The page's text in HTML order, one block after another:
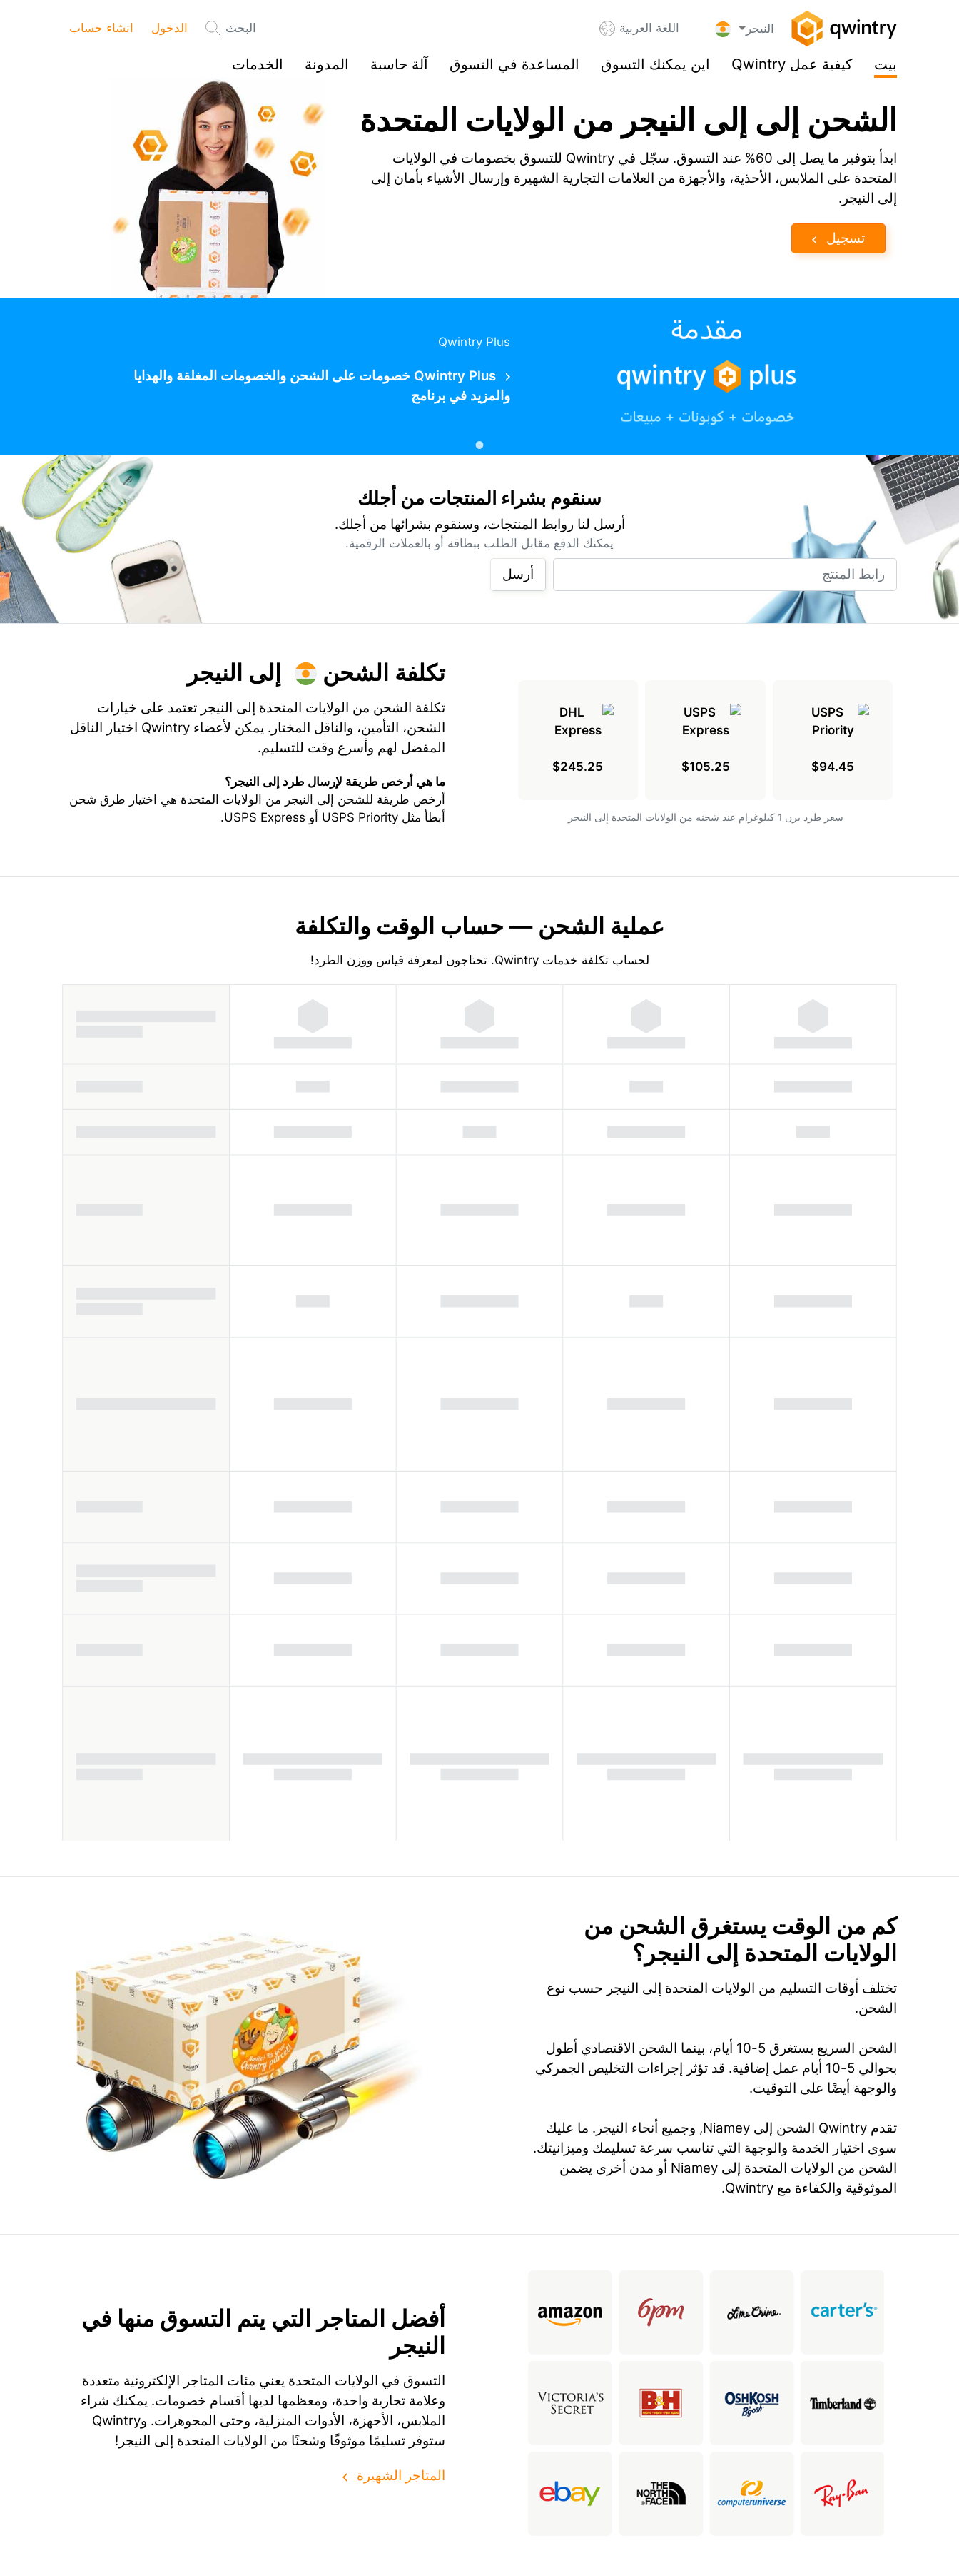
النيجر اللغة العربية البحث الدخول انشاء حساب
بيت كيفية عمل Qwintry اين يمكنك التسوق المساعدة في التسوق آلة حاسبة المدونة الخدمات
الشحن إلى إلى النيجر من الولايات المتحدة
ابدأ بتوفير ما يصل إلى 60% عند التسوق. سجّل في Qwintry للتسوق بخصومات في الولايات
المتحدة على الملابس، الأحذية، والأجهزة من العلامات التجارية الشهيرة وإرسال الأشياء بأمان إلى
إلى النيجر.
تسجيل
Qwintry Plus
Qwintry Plus خصومات على الشحن والخصومات المغلقة والهدايا
والمزيد في برنامج
سنقوم بشراء المنتجات من أجلك
أرسل لنا روابط المنتجات، وسنقوم بشرائها من أجلك.
يمكنك الدفع مقابل الطلب ببطاقة أو بالعملات الرقمية.
أرسل
تكلفة الشحن إلى النيجر
تكلفة الشحن من الولايات المتحدة إلى النيجر تعتمد على خيارات
الشحن، التأمين، والناقل المختار. يمكن لأعضاء Qwintry اختيار الناقل
المفضل لهم وأسرع وقت للتسليم.
ما هي أرخص طريقة لإرسال طرد إلى النيجر؟
أرخص طريقة للشحن إلى النيجر من الولايات المتحدة هي اختيار طرق شحن
أبطأ مثل USPS Priority أو USPS Express.
$94.45
$105.25
$245.25
سعر طرد يزن 1 كيلوغرام عند شحنه من الولايات المتحدة إلى النيجر
عملية الشحن — حساب الوقت والتكلفة
لحساب تكلفة خدمات Qwintry. تحتاجون لمعرفة قياس ووزن الطرد!
كم من الوقت يستغرق الشحن من
الولايات المتحدة إلى النيجر؟
تختلف أوقات التسليم من الولايات المتحدة إلى النيجر حسب نوع
الشحن.
الشحن السريع يستغرق 5-10 أيام، بينما الشحن الاقتصادي أطول
بحوالي 5-10 أيام عمل إضافية. قد تؤثر إجراءات التخليص الجمركي
والوجهة أيضًا على التوقيت.
تقدم Qwintry الشحن إلى Niamey, وجميع أنحاء النيجر. ما عليك
سوى اختيار الخدمة والوجهة التي تناسب سرعة تسليمك وميزانيتك.
الشحن من الولايات المتحدة إلى Niamey أو مدن أخرى يضمن
الموثوقية والكفاءة مع Qwintry.
أفضل المتاجر التي يتم التسوق منها في
النيجر
التسوق في الولايات المتحدة يعني مئات المتاجر الإلكترونية متعددة
وعلامة تجارية واحدة، ومعظمها لديها أقسام خصومات. يمكنك شراء
الملابس، الأجهزة، الأدوات المنزلية، وحتى المجوهرات. وQwintry
ستوفر تسليمًا موثوقًا وشحنًا من الولايات المتحدة إلى النيجر!
المتاجر الشهيرة